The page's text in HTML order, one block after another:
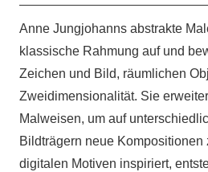
Anne Jungjohanns abstrakte
klassische Rahmung auf und
Zeichen und Bild, räumlichen
Zweidimensionalität. Sie
Malweisen, um auf
Bildträgern neue Kompositionen
digitalen Motiven inspiriert,